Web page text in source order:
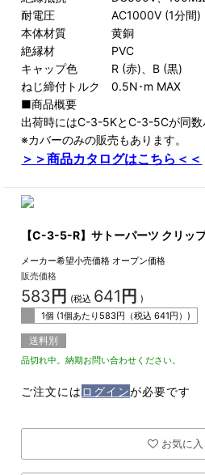
耐電圧 AC1000V (1分間)
本体材質 黄銅
絶縁材 PVC
キャップ色 R (赤)、B (黒)
ねじ締付トルク 0.5N･m MAX
■商品概要
出荷時にはC-3-5KとC-3-5Cが同数
※カバーのみの販売もあります。
＞＞商品カタログはこちら＜＜
【C-3-5-R】サトーパーツ クリッ
メーカー希望小売価格 オープン価格
販売価格
583 円 (税込 641 円 )
1個 (1個あたり 583円（税込641円）)
送料別
品切れ中。納期お問い合わせください。
ご注文には ログインが必要です
お気に入